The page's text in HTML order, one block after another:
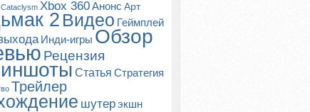
Xbox 360Анонс Арт
2 Видео Геймплей
Инди-игры Обзор
Рецензия
Статья Стратегия
Трейлер
шутерэкшн